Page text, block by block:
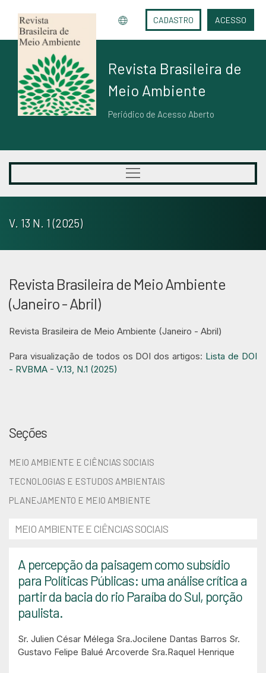
CADASTRO ACESSO
Revista Brasileira de
Meio Ambiente
Periódico de Acesso Aberto
V. 13 N. 1 (2025)
Revista Brasileira de Meio Ambiente
(Janeiro - Abril)
Revista Brasileira de Meio Ambiente (Janeiro - Abril)
Para visualização de todos os DOI dos artigos: Lista de DOI
- RVBMA - V.13, N.1 (2025)
Seções
MEIO AMBIENTE E CIÊNCIAS SOCIAIS
TECNOLOGIAS E ESTUDOS AMBIENTAIS
PLANEJAMENTO E MEIO AMBIENTE
MEIO AMBIENTE E CIÊNCIAS SOCIAIS
A percepção da paisagem como subsídio
para Políticas Públicas: uma análise crítica a
partir da bacia do rio Paraíba do Sul, porção
paulista.
Sr. Julien César Mélega Sra.Jocilene Dantas Barros Sr.
Gustavo Felipe Balué Arcoverde Sra.Raquel Henrique